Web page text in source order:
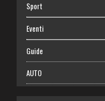
Sport
Eventi
Guide
AUTO